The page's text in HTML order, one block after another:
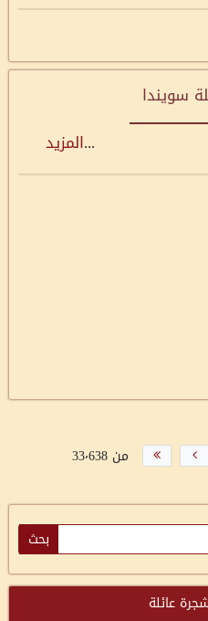
سويندا
...المزيد
المنشية-يافا
من 33٬638
عائلة